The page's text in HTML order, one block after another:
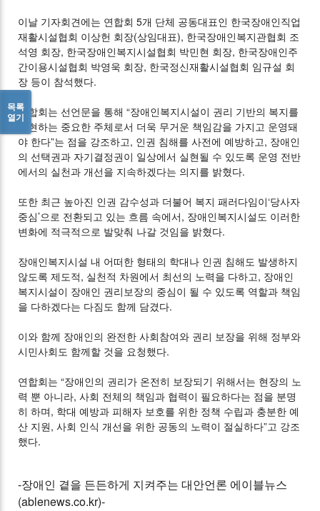
이날 기자회견에는 연합회 5개 단체 공동대표인 한국장애인직업
재활시설협회 이상헌 회장(상임대표), 한국장애인복지관협회 조
석영 회장, 한국장애인복지시설협회 박민현 회장, 한국장애인주
간이용시설협회 박영욱 회장, 한국정신재활시설협회 임규설 회
장 등이 참석했다.
연합회는 선언문을 통해 “장애인복지시설이 권리 기반의 복지를
실현하는 중요한 주체로서 더욱 무거운 책임감을 가지고 운영돼
야 한다”는 점을 강조하고, 인권 침해를 사전에 예방하고, 장애인
의 선택권과 자기결정권이 일상에서 실현될 수 있도록 운영 전반
에서의 실천과 개선을 지속하겠다는 의지를 밝혔다.
또한 최근 높아진 인권 감수성과 더불어 복지 패러다임이‘당사자
중심’으로 전환되고 있는 흐름 속에서, 장애인복지시설도 이러한
변화에 적극적으로 발맞춰 나갈 것임을 밝혔다.
장애인복지시설 내 어떠한 형태의 학대나 인권 침해도 발생하지
않도록 제도적, 실천적 차원에서 최선의 노력을 다하고, 장애인
복지시설이 장애인 권리보장의 중심이 될 수 있도록 역할과 책임
을 다하겠다는 다짐도 함께 담겼다.
이와 함께 장애인의 완전한 사회참여와 권리 보장을 위해 정부와
시민사회도 함께할 것을 요청했다.
연합회는 “장애인의 권리가 온전히 보장되기 위해서는 현장의 노
력 뿐 아니라, 사회 전체의 책임과 협력이 필요하다는 점을 분명
히 하며, 학대 예방과 피해자 보호를 위한 정책 수립과 충분한 예
산 지원, 사회 인식 개선을 위한 공동의 노력이 절실하다”고 강조
했다.
-장애인 곁을 든든하게 지켜주는 대안언론 에이블뉴스
(ablenews.co.kr)-
목록
열기